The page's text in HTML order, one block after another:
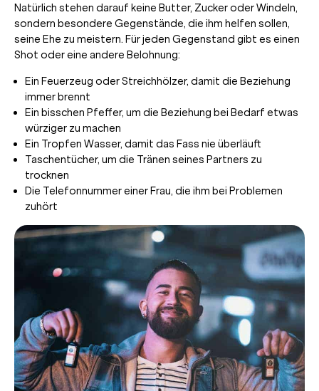
Natürlich stehen darauf keine Butter, Zucker oder Windeln,
sondern besondere Gegenstände, die ihm helfen sollen,
seine Ehe zu meistern. Für jeden Gegenstand gibt es einen
Shot oder eine andere Belohnung:
Ein Feuerzeug oder Streichhölzer, damit die Beziehung
immer brennt
Ein bisschen Pfeffer, um die Beziehung bei Bedarf etwas
würziger zu machen
Ein Tropfen Wasser, damit das Fass nie überläuft
Taschentücher, um die Tränen seines Partners zu
trocknen
Die Telefonnummer einer Frau, die ihm bei Problemen
zuhört